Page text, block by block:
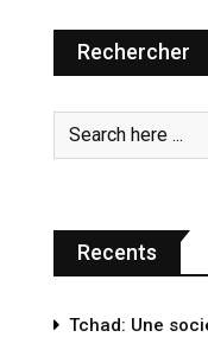
Rechercher
Recents
Tchad: Une